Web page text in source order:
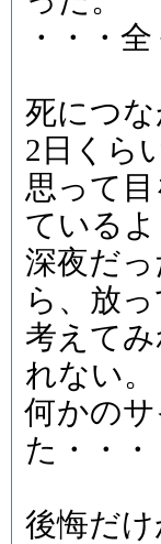
・・・
死につ
2日くら
思って
ているよ
深夜だ
ら、放
考えて
れない。
何かの
た・・・
後悔だ